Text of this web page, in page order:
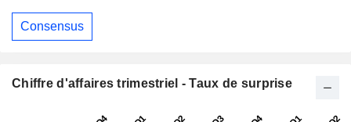
Consensus
Chiffre d'affaires trimestriel - Taux de surprise